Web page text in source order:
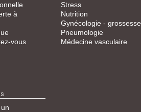
à
vous
Stress
Nutrition
Gynécologie - grossesse
Pneumologie
Médecine vasculaire